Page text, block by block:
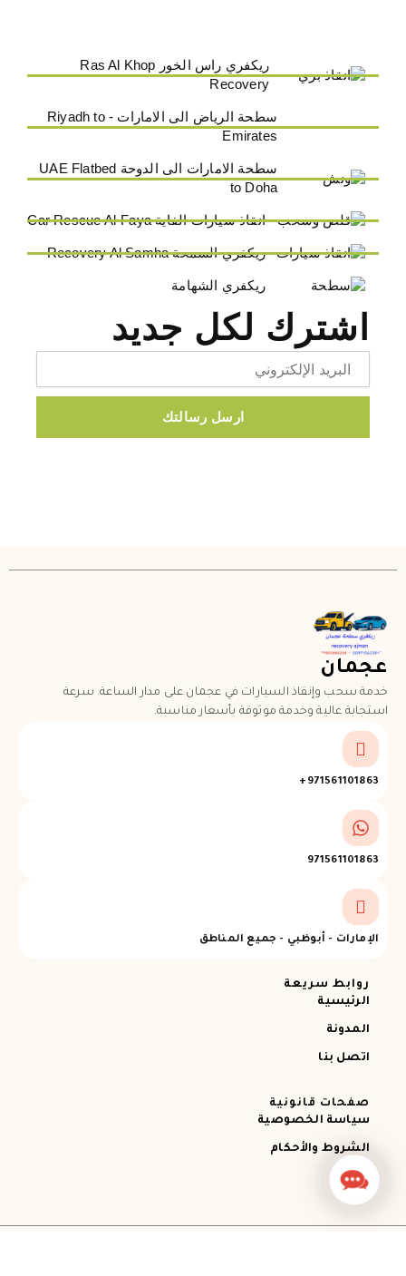
ريكفري راس الخور Ras Al Khop
Recovery
سطحة الرياض الى الامارات - Riyadh to
Emirates
سطحة الامارات الى الدوحة UAE Flatbed
to Doha
انقاذ سيارات الفاية Car Rescue Al-Faya
ريكفري السمحة Recovery Al Samha
ريكفري الشهامة
اشترك لكل جديد
ارسل رسالتك
عجمان
خدمة سحب وإنقاذ السيارات في عجمان على مدار الساعة. سرعة
استجابة عالية وخدمة موثوقة بأسعار مناسبة.
971561101863+
971561101863
الإمارات - أبوظبي - جميع المناطق
روابط سريعة
الرئيسية
المدونة
اتصل بنا
صفحات قانونية
سياسة الخصوصية
الشروط والأحكام
Contact
Us